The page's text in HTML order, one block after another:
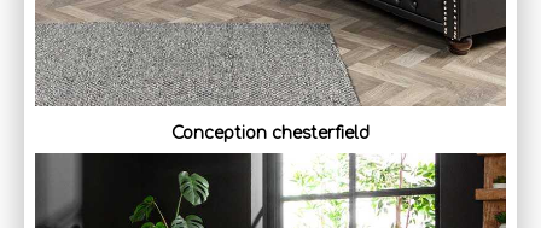
Conception chesterfield